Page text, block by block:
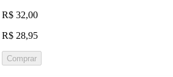
R$ 32,00
R$ 28,95
Comprar